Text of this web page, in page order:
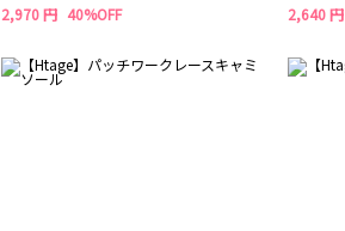
2,970 円 40%OFF 2,640 円